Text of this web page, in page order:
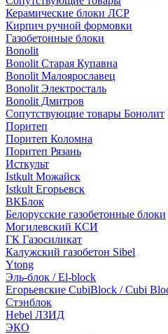
Керамические блоки ЛСР
Кирпич ручной формовки
Газобетонные блоки
Bonolit
Bonolit Старая Купавна
Bonolit Малоярославец
Bonolit Электросталь
Bonolit Дмитров
Сопутствующие товары Бонолит
Поритеп
Поритеп Коломна
Поритеп Рязань
Исткульт
Istkult Можайск
Istkult Егорьевск
ВКБлок
Белорусские газобетонные блоки
Могилевский КСИ
ГК Газосиликат
Калужский газобетон Sibel
Ytong
Эль-блок / El-block
Егорьевские CubiBlock / Cubi
Стэнблок
Hebel ЛЗИД
ЭКО